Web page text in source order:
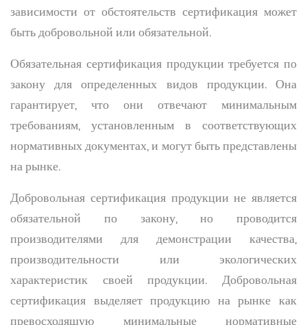
зависимости от обстоятельств сертификация может
быть добровольной или обязательной.
Обязательная сертификация продукции требуется по
закону для определенных видов продукции. Она
гарантирует, что они отвечают минимальным
требованиям, установленным в соответствующих
нормативных документах, и могут быть представлены
на рынке.
Добровольная сертификация продукции не является
обязательной по закону, но проводится
производителями для демонстрации качества,
производительности или экологических
характеристик своей продукции. Добровольная
сертификация выделяет продукцию на рынке как
превосходящую минимальные нормативные